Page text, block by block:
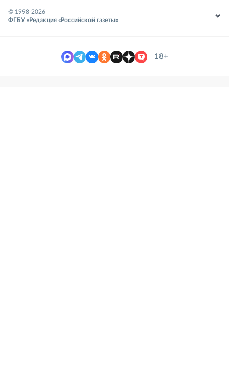
© 1998-2026
ФГБУ «Редакция «Российской газеты»
18+